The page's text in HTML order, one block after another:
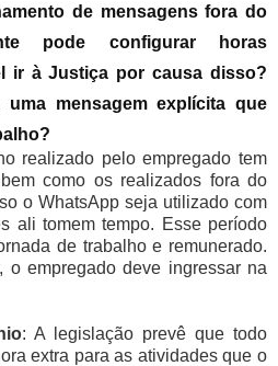
de mensagens fora do
pode configurar horas
ir à Justiça por causa disso?
mensagem explícita que
realizado pelo empregado tem
como os realizados fora do
o WhatsApp seja utilizado com
ali tomem tempo. Esse período
de trabalho e remunerado.
o empregado deve ingressar na
: A legislação prevê que todo
extra para as atividades que o